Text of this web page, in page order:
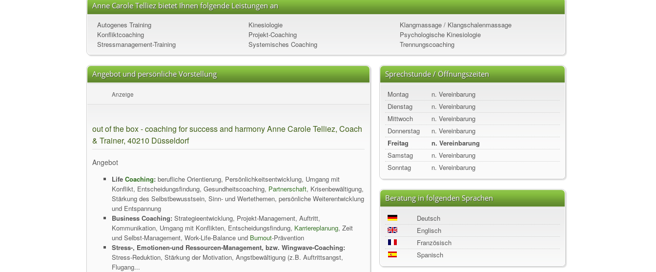
Anne Carole Telliez bietet Ihnen folgende Leistungen an
Autogenes Training Kinesiologie
Klangmassage / Klangschalenmassage
Konfliktcoaching
Projekt-Coaching
Psychologische Kinesiologie
Stressmanagement-Training
Systemisches Coaching Trennungscoaching
Angebot und persönliche Vorstellung
Anzeige
out of the box - coaching for success and harmony Anne Carole Telliez, Coach
& Trainer, 40210 Düsseldorf
Angebot
Life Coaching: berufliche Orientierung, Persönlichkeitsentwicklung, Umgang mit
Konflikt, Entscheidungsfindung, Gesundheitscoaching, Partnerschaft, Krisenbewältigung,
Stärkung des Selbstbewusstsein, Sinn- und Wertethemen, persönliche Weiterentwicklung
und Entspannung
Business Coaching: Strategieentwicklung, Projekt-Management, Auftritt,
Kommunikation, Umgang mit Konflikten, Entscheidungsfindung, Karriereplanung, Zeit
und Selbst-Management, Work-Life-Balance und Burnout-Prävention
Stress-, Emotionen-und Ressourcen-Management, bzw. Wingwave-Coaching:
Stress-Reduktion, Stärkung der Motivation, Angstbewältigung (z.B. Auftrittsangst,
Flugang...
Sprechstunde / Öffnungszeiten
Montag
n. Vereinbarung
Dienstag
n. Vereinbarung
Mittwoch
n. Vereinbarung
Donnerstag
n. Vereinbarung
Freitag
n. Vereinbarung
Samstag
n. Vereinbarung
Sonntag
n. Vereinbarung
Beratung in folgenden Sprachen
Deutsch
Englisch
Französisch
Spanisch